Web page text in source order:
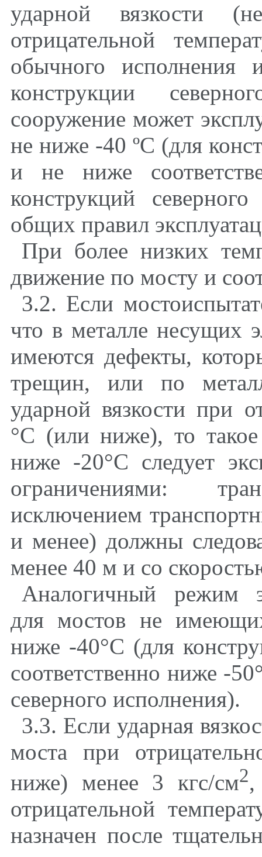
ударной вязкости
отрицательной
обычного
конструкции
сооружение может
не ниже -40 ºС (для
и не ниже
конструкций
общих правил
При более низких
движение по мосту и
3.2. Если
что в металле несущих
имеются дефекты,
трещин, или по
ударной вязкости при
°С (или ниже), то
ниже -20°С следует
ограничениями:
исключением
и менее) должны
менее 40 м и со
Аналогичный режим
для мостов не
ниже -40°С (для
соответственно ниже -
северного исполнения).
3.3. Если ударная
моста при
ниже) менее 3 кгс/см2,
отрицательной
назначен после